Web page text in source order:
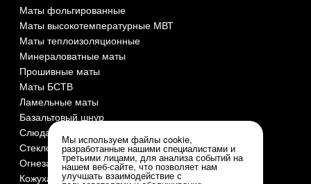
Маты фольгированные
Маты высокотемпературные МВТ
Маты теплоизоляционные
Минераловатные маты
Прошивные маты
Маты БСТВ
Ламельные маты
Базальтовый шнур
Слюда СМОГ
Стеклоткань
Огнезащита и огнеупоры
Кожуха оцинкованные
Мы используем файлы cookie,
разработанные нашими специалистами и
третьими лицами, для анализа событий на
нашем веб-сайте, что позволяет нам
улучшать взаимодействие с